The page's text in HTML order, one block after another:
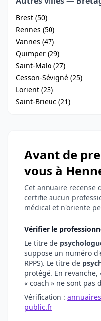
Brest (50)
Rennes (50)
Vannes (47)
Quimper (29)
Saint-Malo (27)
Cesson-Sévigné (25)
Lorient (23)
Saint-Brieuc (21)
Avant de
vous à
Cet annuaire recense
certifie aucun
médical et n'oriente
Vérifier le
Le titre de
suppose un numéro
RPPS). Le titre de
protégé. En revanche,
« coach » ne sont pas
Vérification :
public.fr